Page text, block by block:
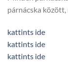
párnácska
kattints ide
kattints ide
kattints ide